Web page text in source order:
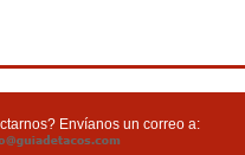
Envíanos un correo a: